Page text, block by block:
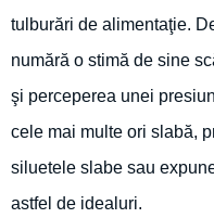
tulburări de alimentaţie.
numără o stimă de sine
şi perceperea unei
cele mai multe ori slabă,
siluetele slabe sau
astfel de idealuri.